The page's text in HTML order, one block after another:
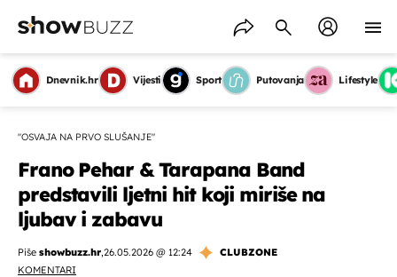
Dnevnik.hr Vijesti Sport Putovanja Lifestyle
"OSVAJA NA PRVO SLUŠANJE"
Frano Pehar & Tarapana Band
predstavili ljetni hit koji miriše na
ljubav i zabavu
Piše showbuzz.hr,26.05.2026 @ 12:24
CLUBZONE
KOMENTARI